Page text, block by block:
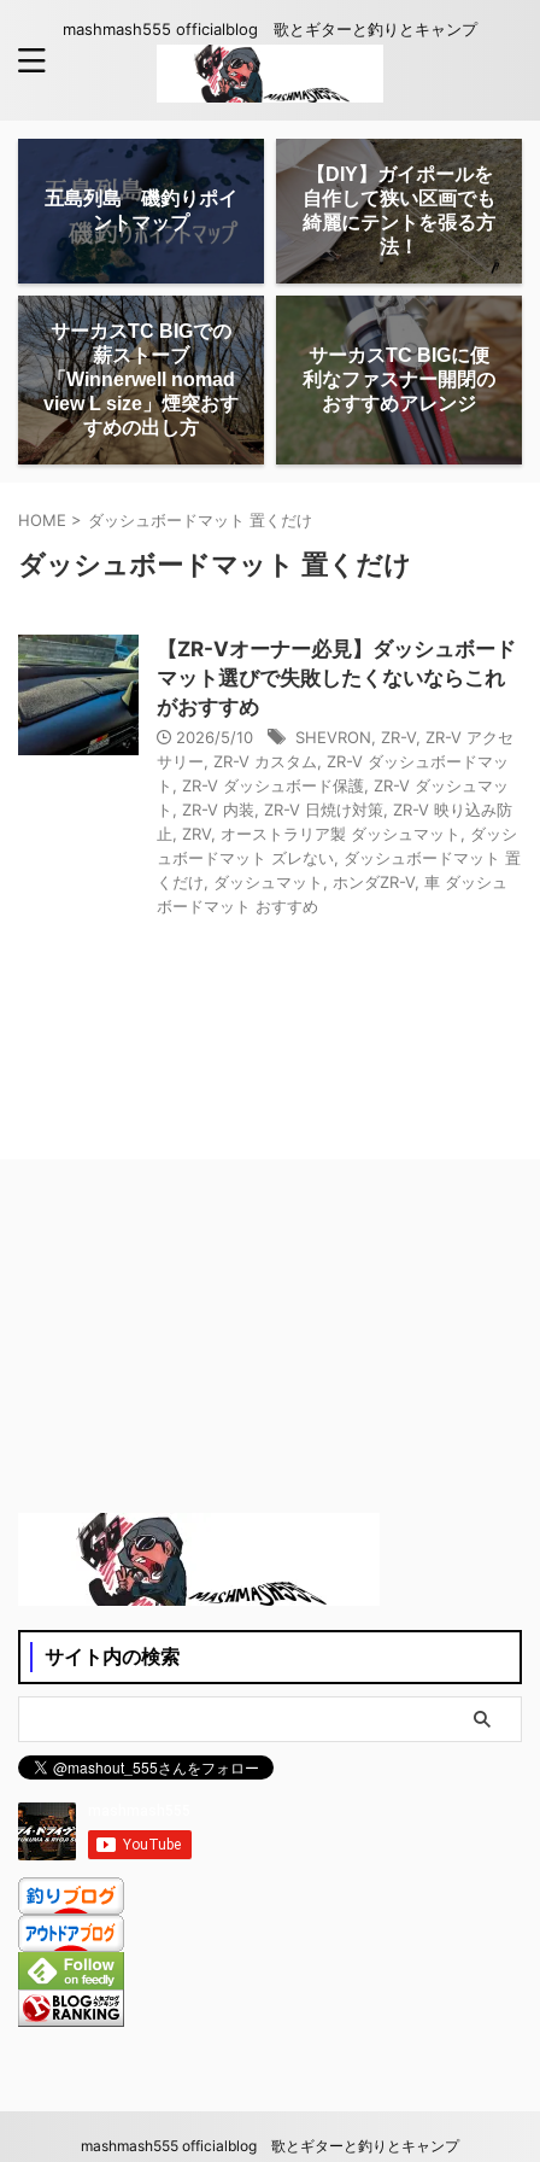
mashmash555 officialblog 歌とギターと釣りとキャンプ
五島列島 磯釣りポイ
ントマップ
【DIY】ガイポールを
自作して狭い区画でも
綺麗にテントを張る方
法！
サーカスTC BIGでの
薪ストーブ
「Winnerwell nomad
view L size」煙突おす
すめの出し方
サーカスTC BIGに便
利なファスナー開閉の
おすすめアレンジ
HOME > ダッシュボードマット 置くだけ
ダッシュボードマット 置くだけ
【ZR-Vオーナー必見】ダッシュボード
マット選びで失敗したくないならこれ
がおすすめ
2026/5/10 SHEVRON ZR-V, ZR-V アクセ
サリー
ZR-V カスタム
ZR-V ダッシュボードマッ
ト
ZR-V ダッシュボード保護 ZR-V ダッシュマッ
ト
ZR-V 内装 ZR-V 日焼け対策 ZR-V 映り込み防
止
ZRV, オーストラリア製 ダッシュマット
ダッシ
ュボードマット ズレない ダッシュボードマット 置
くだけ
ダッシュマット ホンダZR-V, 車 ダッシュ
ボードマット おすすめ
サイト内の検索
mashmash555 officialblog 歌とギターと釣りとキャンプ